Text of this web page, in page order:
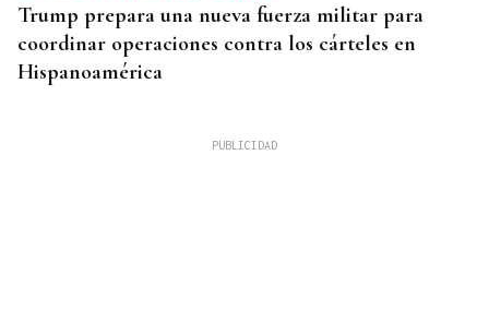
Trump prepara una nueva fuerza militar para
coordinar operaciones contra los cárteles en
Hispanoamérica